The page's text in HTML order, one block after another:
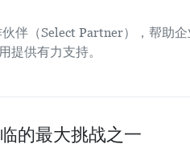
伴（Select Partner），帮助
提供有力支持。
的最大挑战之一